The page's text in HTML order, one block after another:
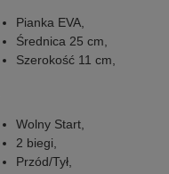
Pianka EVA,
Średnica 25 cm,
Szerokość 11 cm,
Wolny Start,
2 biegi,
Przód/Tył,